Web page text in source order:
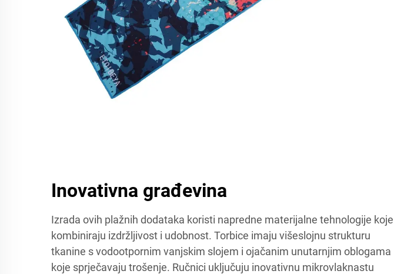
Inovativna građevina
Izrada ovih plažnih dodataka koristi napredne materijalne tehnologije koje
kombiniraju izdržljivost i udobnost. Torbice imaju višeslojnu strukturu
tkanine s vodootpornim vanjskim slojem i ojačanim unutarnjim oblogama
koje sprječavaju trošenje. Ručnici uključuju inovativnu mikrovlaknastu